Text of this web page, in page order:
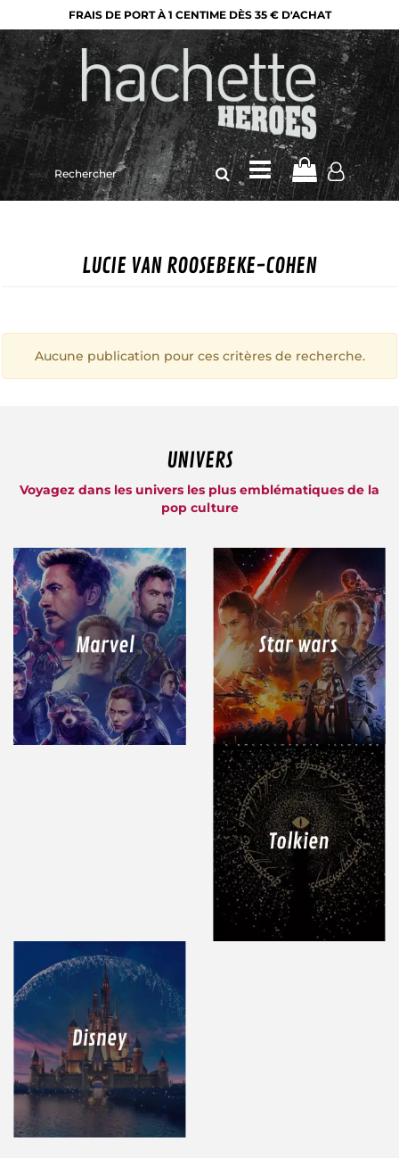
FRAIS DE PORT À 1 CENTIME DÈS 35 € D'ACHAT
Rechercher
sur
le
LUCIE VAN ROOSEBEKE-COHEN
Aucune publication pour ces critères de recherche.
UNIVERS
Voyagez dans les univers les plus emblématiques de la
pop culture